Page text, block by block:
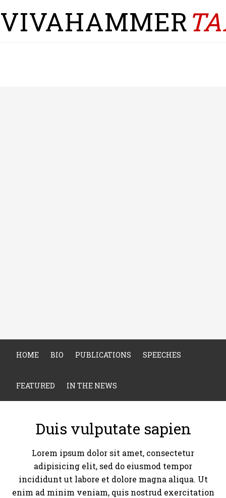
VIVAHAMMER
HOME BIO PUBLICATIONS SPEECHES
FEATURED IN THE NEWS
Duis vulputate sapien
Lorem ipsum dolor sit amet, consectetur
adipisicing elit, sed do eiusmod tempor
incididunt ut labore et dolore magna aliqua. Ut
enim ad minim veniam, quis nostrud exercitation